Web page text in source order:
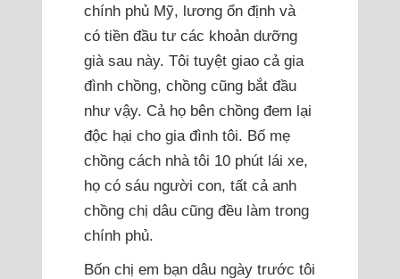
chính phủ Mỹ, lương ổn định và
có tiền đầu tư các khoản dưỡng
già sau này. Tôi tuyệt giao cả gia
đình chồng, chồng cũng bắt đầu
như vậy. Cả họ bên chồng đem lại
độc hại cho gia đình tôi. Bố mẹ
chồng cách nhà tôi 10 phút lái xe,
họ có sáu người con, tất cả anh
chồng chị dâu cũng đều làm trong
chính phủ.
Bốn chị em bạn dâu ngày trước tôi